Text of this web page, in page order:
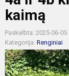
kaimą
Paskelbta: 2025-06-05
Kategorija: Renginiai